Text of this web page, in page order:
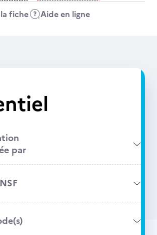
fiche Aide en ligne
par